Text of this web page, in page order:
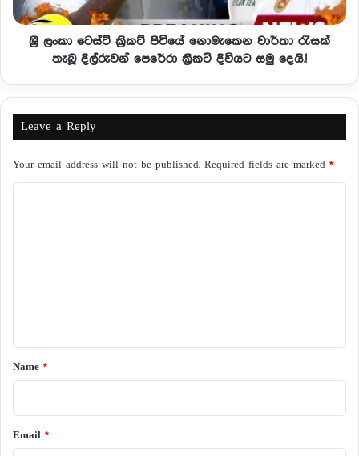
ශ්‍රී ලංකා ටෙස්ට් ක්‍රිකට් පිටියේ නොමැකෙන වාර්තා රැසක්
තැබූ දිල්රුවන් පෙරේරා ක්‍රිකට් දිවියට සමු දෙයි.!
Leave a Reply
Your email address will not be published. Required fields are marked *
*Name *
Email *